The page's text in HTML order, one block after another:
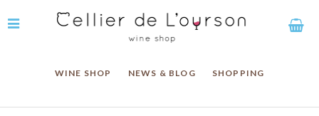
WINE SHOP NEWS & BLOG SHOPPING